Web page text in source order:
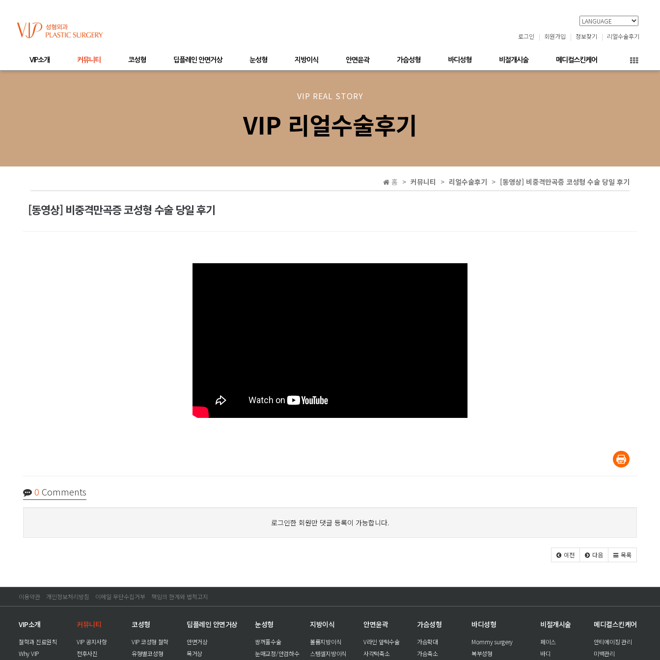
로그인 회원가입 정보찾기 리얼수술후기
VIP소개 커뮤니티 코성형 딥플레인 안면거상 눈성형 지방이식 안면윤곽 가슴성형 바디성형 비절개시술 메디컬스킨케어
VIP REAL STORY
VIP 리얼수술후기
홈 커뮤니티 리얼수술후기 [동영상] 비중격만곡증 코성형 수술 당일 후기
[동영상] 비중격만곡증 코성형 수술 당일 후기
0 Comments
로그인한 회원만 댓글 등록이 가능합니다.
이전 다음 목록
이용약관 개인정보처리방침 이메일 무단수집거부 책임의 한계와 법적고지
VIP소개
철학과 진료원칙
Why VIP
커뮤니티
VIP 공지사항
전후사진
코성형
VIP 코성형 철학
유형별코성형
딥플레인 안면거상
안면거상
목거상
눈성형
쌍꺼풀수술
눈매교정/안검하수
지방이식
볼륨지방이식
스템셀지방이식
안면윤곽
V라인 앞턱수술
사각턱축소
가슴성형
가슴확대
가슴축소
바디성형
Mommy surgery
복부성형
비절개시술
페이스
바디
메디컬스킨케어
안티에이징 관리
미백관리